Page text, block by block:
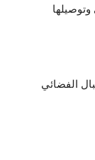
الفضائي